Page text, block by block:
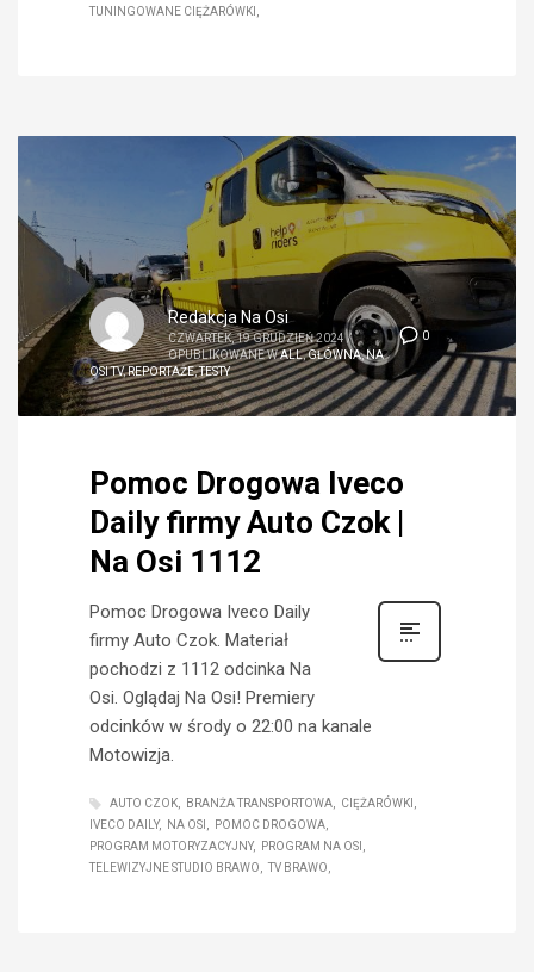
TUNINGOWANE CIĘŻARÓWKI
0
Redakcja Na Osi
CZWARTEK, 19 GRUDZIEŃ 2024 /
OPUBLIKOWANE WALL,GŁÓWNA,NA
OSI TV,REPORTAŻE,TESTY
Pomoc Drogowa Iveco
Daily firmy Auto Czok |
Na Osi 1112
Pomoc Drogowa Iveco Daily
firmy Auto Czok. Materiał
pochodzi z 1112 odcinka Na
Osi. Oglądaj Na Osi! Premiery
odcinków w środy o 22:00 na kanale
Motowizja.
AUTO CZOK BRANŻA TRANSPORTOWA
CIĘŻARÓWKI
IVECO DAILY
NA OSI
POMOC DROGOWA
PROGRAM MOTORYZACYJNY
PROGRAM NA OSI
TELEWIZYJNE STUDIO BRAWO
TV BRAWO